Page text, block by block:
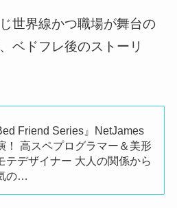
世界線かつ職場が舞台の
ベドフレ後のストーリ
Friend Series』NetJames
！ 高スペプログラマー＆美形
テデザイナー 大人の関係から
の…